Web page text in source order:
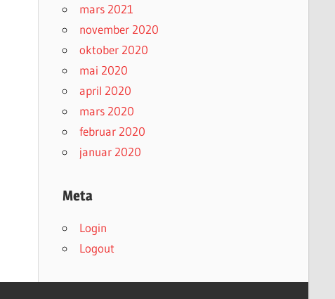
mars 2021
november 2020
oktober 2020
mai 2020
april 2020
mars 2020
februar 2020
januar 2020
Meta
Login
Logout